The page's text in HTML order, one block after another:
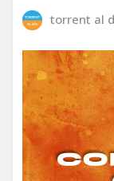
torrent al